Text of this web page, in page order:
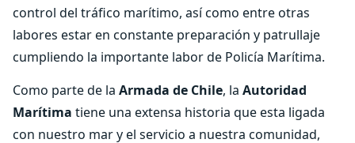
control del tráfico marítimo, así como entre otras
labores estar en constante preparación y patrullaje
cumpliendo la importante labor de Policía Marítima.
Como parte de la Armada de Chile, la Autoridad
Marítima tiene una extensa historia que esta ligada
con nuestro mar y el servicio a nuestra comunidad,